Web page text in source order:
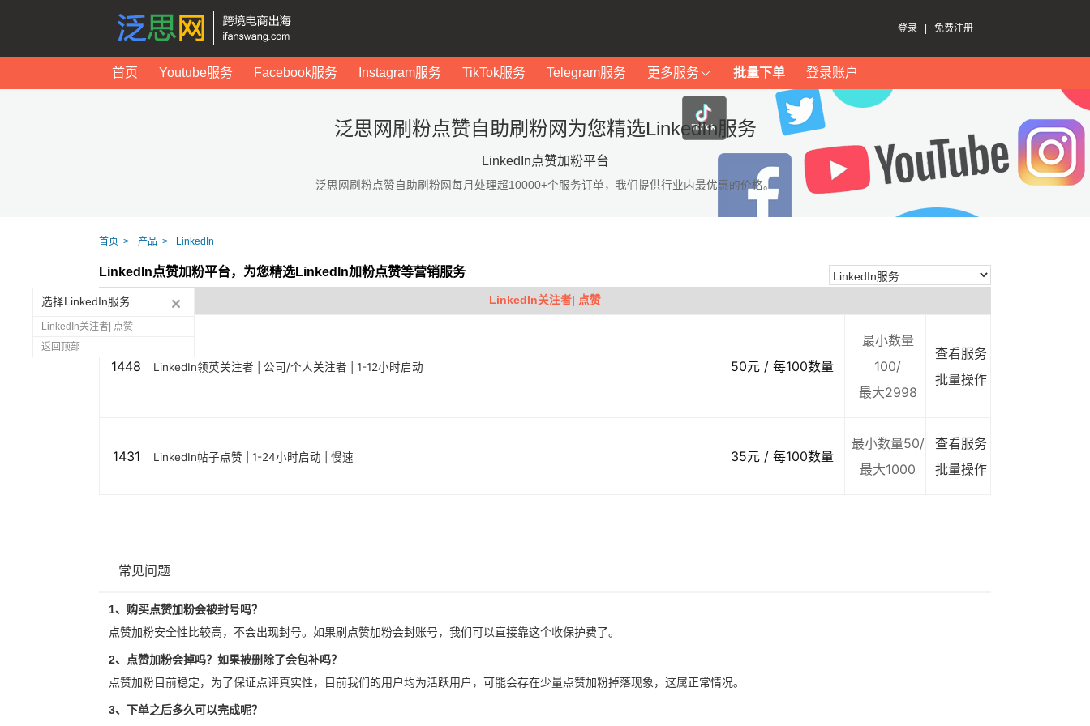
登录 免费注册
首页 Youtube服务 Facebook服务 Instagram服务 TikTok服务 Telegram服务 更多服务 批量下单 登录账户
泛思网刷粉点赞自助刷粉网为您精选LinkedIn服务
LinkedIn点赞加粉平台
泛思网刷粉点赞自助刷粉网每月处理超10000+个服务订单，我们提供行业内最优惠的价格。
首页 产品 LinkedIn
LinkedIn点赞加粉平台，为您精选LinkedIn加粉点赞等营销服务
LinkedIn关注者| 点赞
1448 LinkedIn领英关注者 | 公司/个人关注者 | 1-12小时启动 50元 / 每100数量
最小数量
100/
最大2998
查看服务
批量操作
1431 LinkedIn帖子点赞 | 1-24小时启动 | 慢速 35元 / 每100数量
最小数量50/
最大1000
查看服务
批量操作
常见问题
1、购买点赞加粉会被封号吗？
点赞加粉安全性比较高，不会出现封号。如果刷点赞加粉会封账号，我们可以直接靠这个收保护费了。
2、点赞加粉会掉吗？如果被删除了会包补吗？
点赞加粉目前稳定，为了保证点评真实性，目前我们的用户均为活跃用户，可能会存在少量点赞加粉掉落现象，这属正常情况。
3、下单之后多久可以完成呢？
选择LinkedIn服务
LinkedIn关注者| 点赞
返回顶部